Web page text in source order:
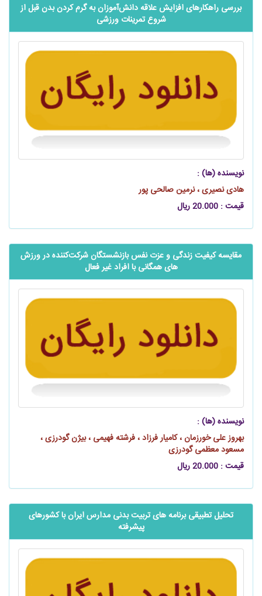
بررسی راهکارهای افزایش علاقه ‌‌‌‌‌دانش‌آموزان به گرم کردن بدن قبل از
شروع تمرینات ورزشی
نویسنده (ها) :
هادی نصیری ، نرمین صالحی‌ پور
قیمت : 20.000 ریال
مقایسه کیفیت زندگی و عزت نفس بازنشستگان شرکت‌کننده در ورزش
های همگانی با افراد غیر فعال
نویسنده (ها) :
بهروز علی خورزمان ، کامیار فرزاد ، فرشته فهیمی ، بیژن گودرزی ،
مسعود معظمی گودرزی
قیمت : 20.000 ریال
تحلیل تطبیقی برنامه ‌های تربیت بدنی مدارس ایران با کشورهای
پیشرفته